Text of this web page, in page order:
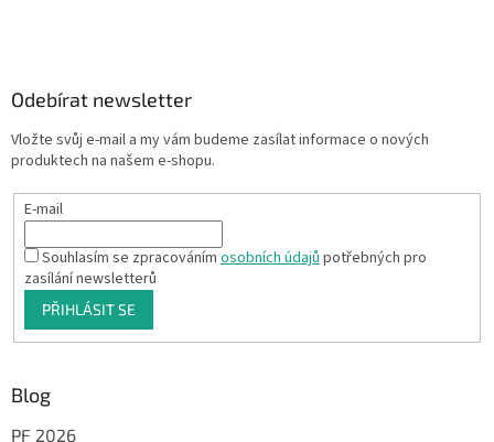
Odebírat newsletter
Vložte svůj e-mail a my vám budeme zasílat informace o nových
produktech na našem e-shopu.
E-mail
Souhlasím se zpracovánímosobních údajůpotřebných pro
zasílání newsletterů
PŘIHLÁSIT SE
Blog
PF 2026